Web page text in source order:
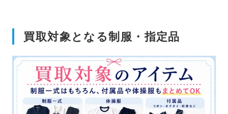
買取対象となる制服・指定品